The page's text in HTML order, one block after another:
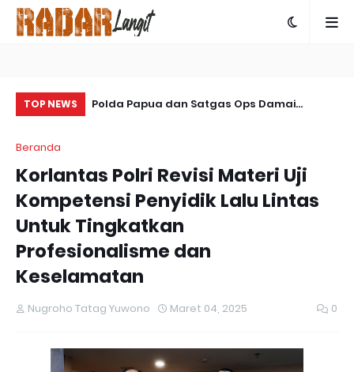
TOP NEWS
300
Polda Papua dan Satgas Ops Damai
Beranda
Korlantas Polri Revisi Materi Uji
Kompetensi Penyidik Lalu Lintas
Untuk Tingkatkan
Profesionalisme dan
Keselamatan
Nugroho Tatag Yuwono Maret 04, 2025 0